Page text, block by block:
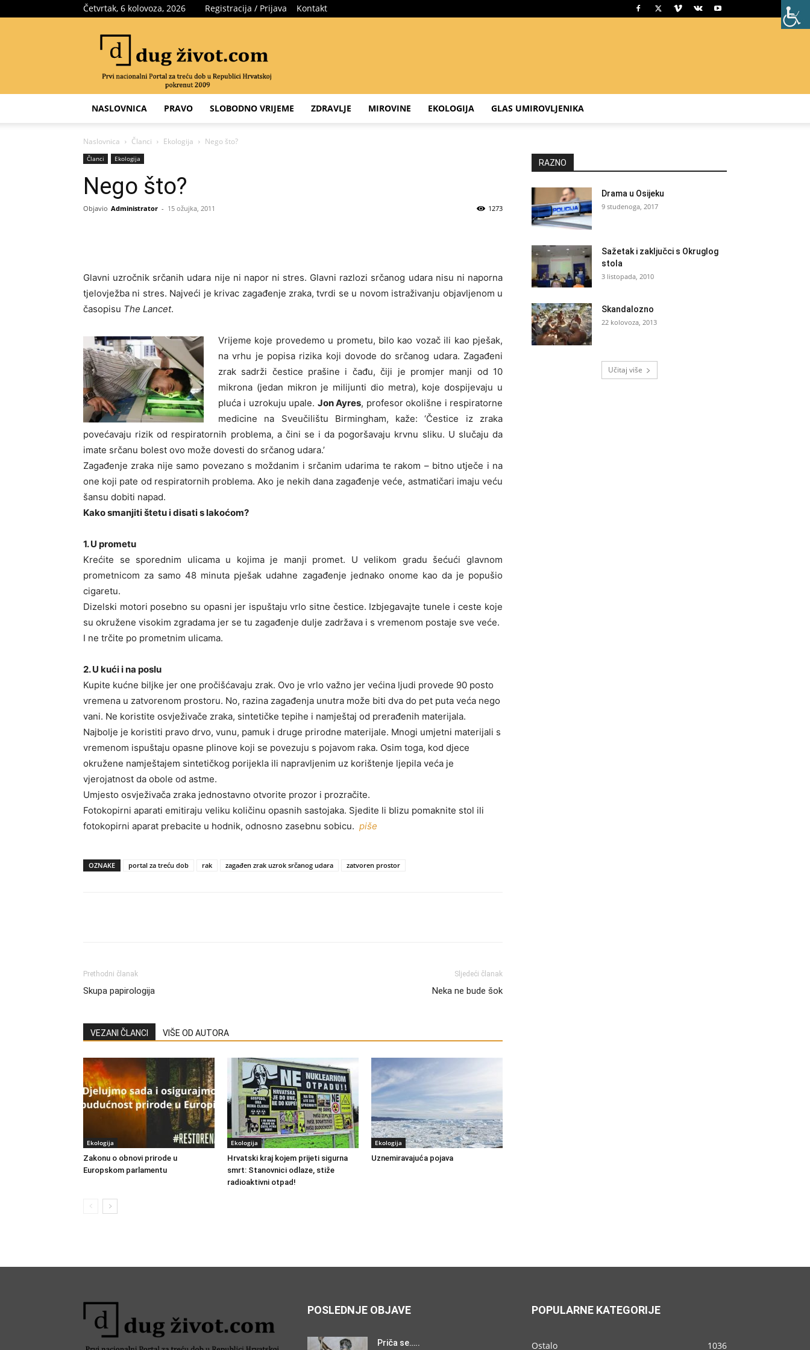
Četvrtak, 6 kolovoza, 2026 Registracija / Prijava Kontakt
za
treću
dob
NASLOVNICA PRAVO SLOBODNO VRIJEME ZDRAVLJE MIROVINE EKOLOGIJA GLAS UMIROVLJENIKA
Naslovnica Članci Ekologija Nego što?
Članci Ekologija
Nego što?
Objavio Administrator - 15 ožujka, 2011 1273
Glavni uzročnik srčanih udara nije ni napor ni stres. Glavni razlozi srčanog udara nisu ni naporna
tjelovježba ni stres. Najveći je krivac zagađenje zraka, tvrdi se u novom istraživanju objavljenom u
časopisu The Lancet.
Vrijeme koje provedemo u prometu, bilo kao vozač ili kao pješak,
na vrhu je popisa rizika koji dovode do srčanog udara. Zagađeni
zrak sadrži čestice prašine i čađu, čiji je promjer manji od 10
mikrona (jedan mikron je milijunti dio metra), koje dospijevaju u
pluća i uzrokuju upale. Jon Ayres, profesor okolišne i respiratorne
medicine na Sveučilištu Birmingham, kaže: ‘Čestice iz zraka
povećavaju rizik od respiratornih problema, a čini se i da pogoršavaju krvnu sliku. U slučaju da
imate srčanu bolest ovo može dovesti do srčanog udara.’
Zagađenje zraka nije samo povezano s moždanim i srčanim udarima te rakom – bitno utječe i na
one koji pate od respiratornih problema. Ako je nekih dana zagađenje veće, astmatičari imaju veću
šansu dobiti napad.
Kako smanjiti štetu i disati s lakoćom?
1. U prometu
Krećite se sporednim ulicama u kojima je manji promet. U velikom gradu šećući glavnom
prometnicom za samo 48 minuta pješak udahne zagađenje jednako onome kao da je popušio
cigaretu.
Dizelski motori posebno su opasni jer ispuštaju vrlo sitne čestice. Izbjegavajte tunele i ceste koje
su okružene visokim zgradama jer se tu zagađenje dulje zadržava i s vremenom postaje sve veće.
I ne trčite po prometnim ulicama.
2. U kući i na poslu
Kupite kućne biljke jer one pročišćavaju zrak. Ovo je vrlo važno jer većina ljudi provede 90 posto
vremena u zatvorenom prostoru. No, razina zagađenja unutra može biti dva do pet puta veća nego
vani. Ne koristite osvježivače zraka, sintetičke tepihe i namještaj od prerađenih materijala.
Najbolje je koristiti pravo drvo, vunu, pamuk i druge prirodne materijale. Mnogi umjetni materijali s
vremenom ispuštaju opasne plinove koji se povezuju s pojavom raka. Osim toga, kod djece
okružene namještajem sintetičkog porijekla ili napravljenim uz korištenje ljepila veća je
vjerojatnost da obole od astme.
Umjesto osvježivača zraka jednostavno otvorite prozor i prozračite.
Fotokopirni aparati emitiraju veliku količinu opasnih sastojaka. Sjedite li blizu pomaknite stol ili
fotokopirni aparat prebacite u hodnik, odnosno zasebnu sobicu. piše
OZNAKE portal za treću dob rak zagađen zrak uzrok srčanog udara zatvoren prostor
Prethodni članak
Skupa papirologija
Sljedeći članak
Neka ne bude šok
VEZANI ČLANCI VIŠE OD AUTORA
Ekologija
Zakonu o obnovi prirode u
Europskom parlamentu
Ekologija
Hrvatski kraj kojem prijeti sigurna
smrt: Stanovnici odlaze, stiže
radioaktivni otpad!
Ekologija
Uznemiravajuća pojava
RAZNO
Drama u Osijeku
9 studenoga, 2017
Sažetak i zaključci s Okruglog
stola
3 listopada, 2010
Skandalozno
22 kolovoza, 2013
Učitaj više
POSLEDNJE OBJAVE
Priča se…..
POPULARNE KATEGORIJE
Ostalo 1036